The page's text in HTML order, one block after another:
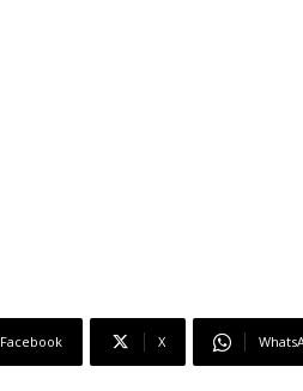
Facebook X